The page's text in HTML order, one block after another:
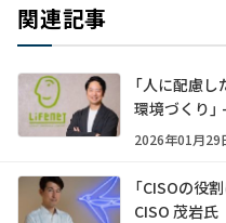
関連記事
「人に配慮
環境づくり
2026年01月29
「CISOの役
CISO 茂岩氏